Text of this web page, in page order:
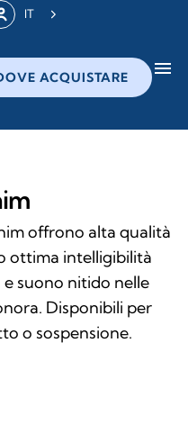
IT
ACQUISTARE menu
offrono alta qualità
ottima intelligibilità
e suono nitido nelle
Disponibili per
o sospensione.